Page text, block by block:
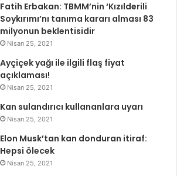
Fatih Erbakan: TBMM’nin ‘Kızılderili
Soykırımı’nı tanıma kararı alması 83
milyonun beklentisidir
Nisan 25, 2021
Ayçiçek yağı ile ilgili flaş fiyat
açıklaması!
Nisan 25, 2021
Kan sulandırıcı kullananlara uyarı
Nisan 25, 2021
Elon Musk’tan kan donduran itiraf:
Hepsi ölecek
Nisan 25, 2021